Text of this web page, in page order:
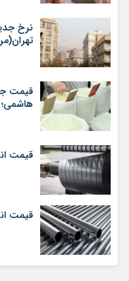
نرخ
هاشمی؛
قیمت
قیمت